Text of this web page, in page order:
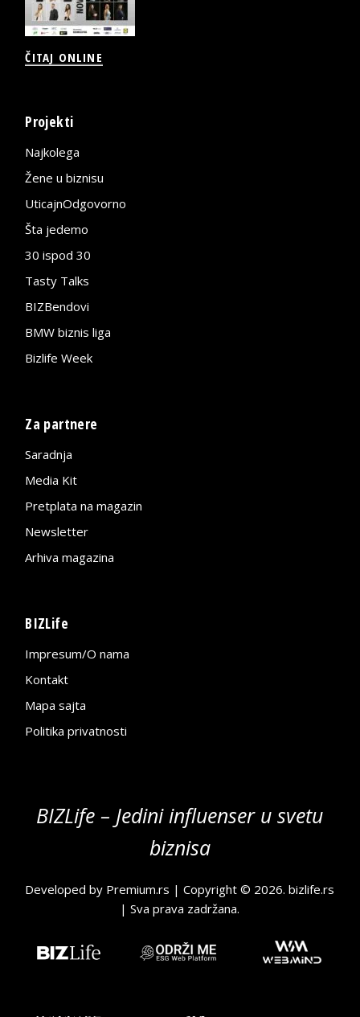
ČITAJ ONLINE
Projekti
Najkolega
Žene u biznisu
UticajnOdgovorno
Šta jedemo
30 ispod 30
Tasty Talks
BIZBendovi
BMW biznis liga
Bizlife Week
Za partnere
Saradnja
Media Kit
Pretplata na magazin
Newsletter
Arhiva magazina
BIZLife
Impresum/O nama
Kontakt
Mapa sajta
Politika privatnosti
BIZLife – Jedini influenser u svetu
biznisa
Developed by Premium.rs | Copyright © 2026.bizlife.rs
| Sva prava zadržana.